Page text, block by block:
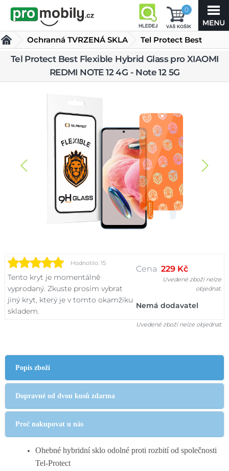
0
Ochranná TVRZENÁ SKLA
Tel Protect Best
Flexible Hybrid Glass
pro XIAOMI REDMI NOTE 12 4G - Note 12 5G
Tel Protect Best Flexible Hybrid Glass pro XIAOMI
REDMI NOTE 12 4G - Note 12 5G
Hodnotilo: 15
Tento kryt je momentálně
vyprodaný. Zkuste prosím vybrat
jiný kryt, který je v tomto okamžiku
skladem.
Cena 229 Kč
Uvedené zboží nelze
objednat.
Nemá dodavatel
Uvedené zboží nelze objednat.
Popis zboží
Dopravné od dvou kusů zdarma
Proč nakupovat u nás
Ohebné hybridní sklo odolné proti rozbití od společnosti
Tel-Protect